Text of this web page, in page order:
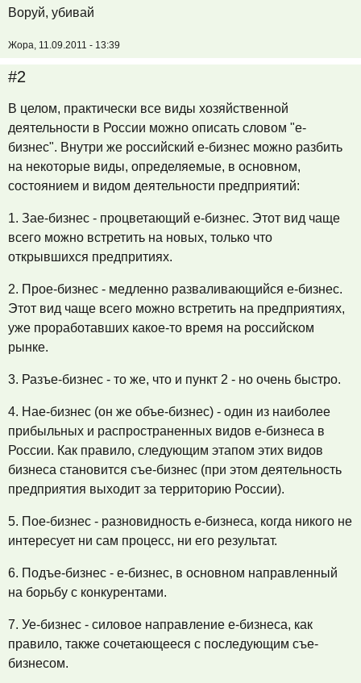
Воруй, убивай
Жора, 11.09.2011 - 13:39
#2
В целом, практически все виды хозяйственной
деятельности в России можно описать словом "е-
бизнес". Внутри же российский е-бизнес можно разбить
на некоторые виды, определяемые, в основном,
состоянием и видом деятельности предприятий:
1. Зае-бизнес - процветающий е-бизнес. Этот вид чаще
всего можно встретить на новых, только что
открывшихся предпритиях.
2. Прое-бизнес - медленно разваливающийся е-бизнес.
Этот вид чаще всего можно встретить на предприятиях,
уже проработавших какое-то время на российском
рынке.
3. Разъе-бизнес - то же, что и пункт 2 - но очень быстро.
4. Нае-бизнес (он же объе-бизнес) - один из наиболее
прибыльных и распространенных видов е-бизнеса в
России. Как правило, следующим этапом этих видов
бизнеса становится съе-бизнес (при этом деятельность
предприятия выходит за территорию России).
5. Пое-бизнес - разновидность е-бизнеса, когда никого не
интересует ни сам процесс, ни его результат.
6. Подъе-бизнес - е-бизнес, в основном направленный
на борьбу с конкурентами.
7. Уе-бизнес - силовое направление е-бизнеса, как
правило, также сочетающееся с последующим съе-
бизнесом.